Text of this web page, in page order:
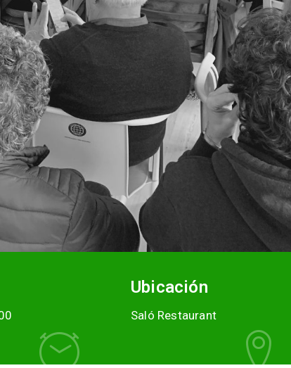
Ubicación
Saló Restaurant